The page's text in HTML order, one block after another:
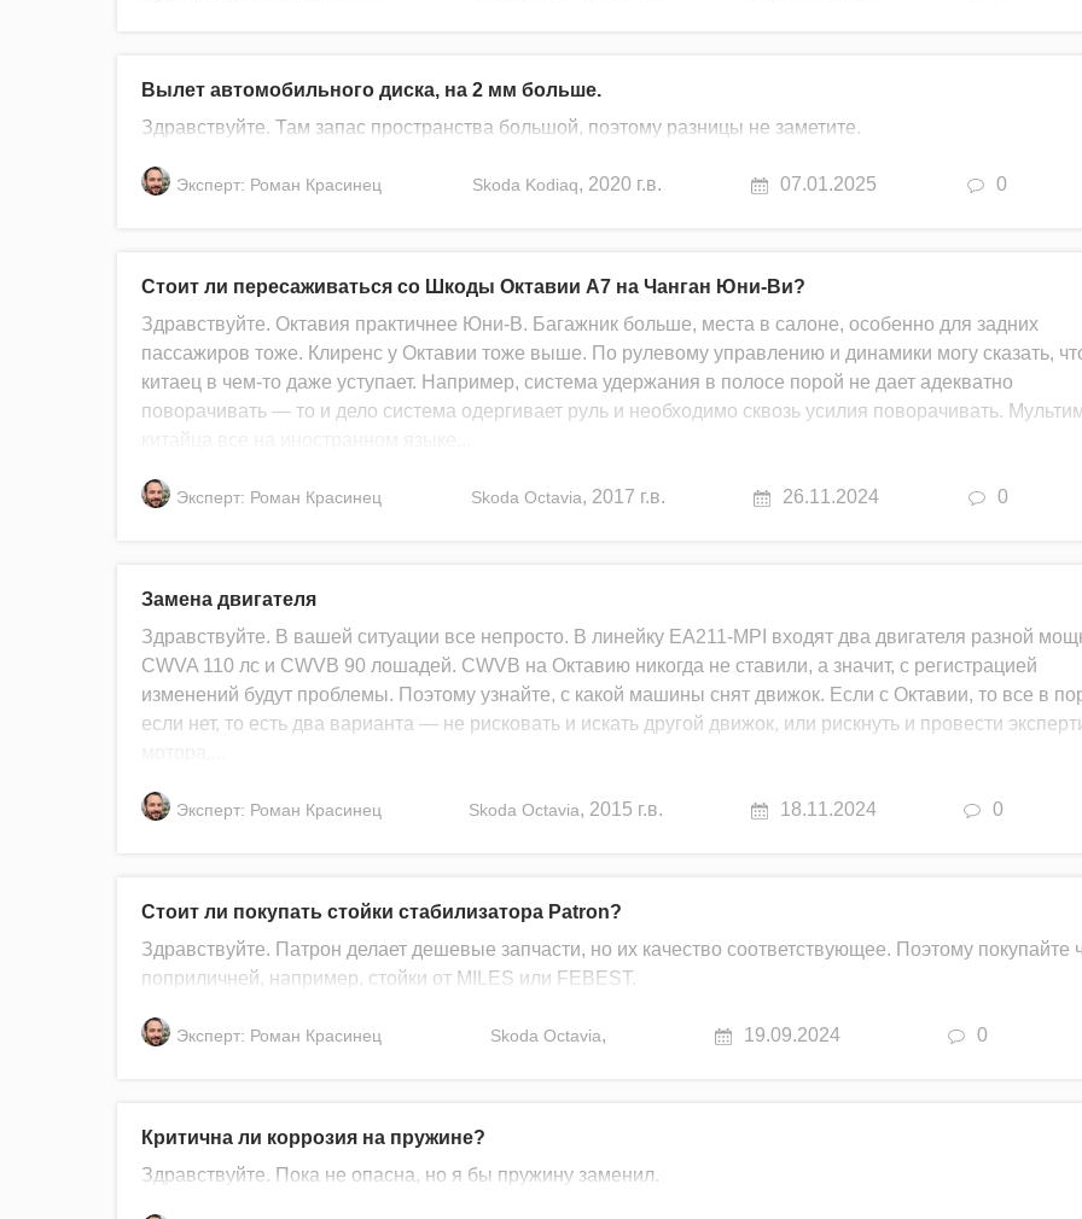
Вылет автомобильного диска, на 2 мм больше.
Здравствуйте. Там запас пространства большой, поэтому разницы не заметите.
Эксперт: Роман Красинец Skoda Kodiaq, 2020 г.в. 07.01.2025 0
Стоит ли пересаживаться со Шкоды Октавии А7 на Чанган Юни-Ви?
Здравствуйте. Октавия практичнее Юни-В. Багажник больше, места в салоне, особенно для задних
пассажиров тоже. Клиренс у Октавии тоже выше. По рулевому управлению и динамики могу сказать,
китаец в чем-то даже уступает. Например, система удержания в полосе порой не дает адекватно
поворачивать — то и дело система одергивает руль и необходимо сквозь усилия поворачивать.
Эксперт: Роман Красинец Skoda Octavia, 2017 г.в. 26.11.2024 0
Замена двигателя
Здравствуйте. В вашей ситуации все непросто. В линейку EA211-MPI входят два двигателя разной
CWVA 110 лс и CWVB 90 лошадей. CWVB на Октавию никогда не ставили, а значит, с регистрацией
изменений будут проблемы. Поэтому узнайте, с какой машины снят движок. Если с Октавии, то все в
если нет, то есть два варианта — не рисковать и искать другой движок, или рискнуть и провести
Эксперт: Роман Красинец Skoda Octavia, 2015 г.в. 18.11.2024 0
Стоит ли покупать стойки стабилизатора Patron?
Здравствуйте. Патрон делает дешевые запчасти, но их качество соответствующее. Поэтому покупайте
поприличней, например, стойки от MILES или FEBEST.
Эксперт: Роман Красинец Skoda Octavia, 19.09.2024 0
Критична ли коррозия на пружине?
Здравствуйте. Пока не опасна, но я бы пружину заменил.